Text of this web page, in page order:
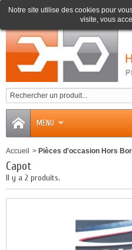
0
MENU
Notre site utilise des cookies pour
visite, vous
Accueil > Pièces d'occasion Hors
Capot
Il y a 2 produits.